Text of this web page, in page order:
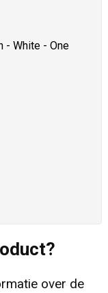
- White - One
over de